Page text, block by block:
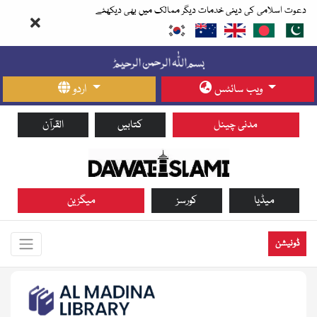
دعوت اسلامی کی دینی خدمات دیگر ممالک میں بھی دیکھئے
اردو ویب سائٹس
القرآن کتابیں مدنی چینل
میگزین کورسز میڈیا
ڈونیشن